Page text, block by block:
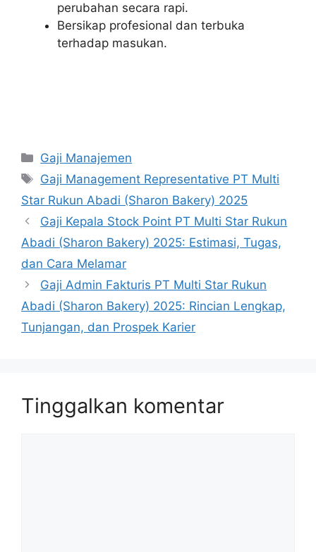
perubahan secara rapi.
Bersikap profesional dan terbuka
terhadap masukan.
Kategori
Gaji Manajemen
Tag
Gaji Management Representative PT Multi
Star Rukun Abadi (Sharon Bakery) 2025
Gaji Kepala Stock Point PT Multi Star Rukun
Abadi (Sharon Bakery) 2025: Estimasi, Tugas,
dan Cara Melamar
Gaji Admin Fakturis PT Multi Star Rukun
Abadi (Sharon Bakery) 2025: Rincian Lengkap,
Tunjangan, dan Prospek Karier
Tinggalkan komentar